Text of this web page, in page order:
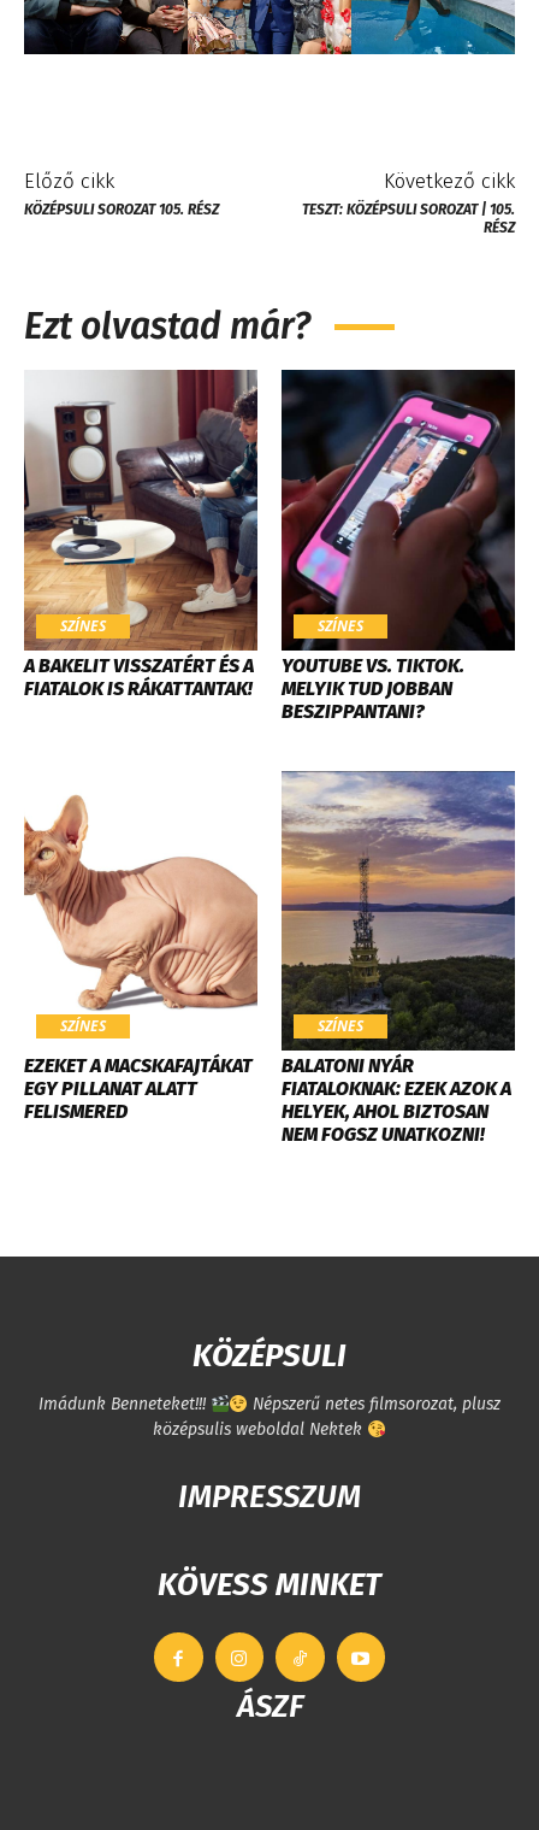
Előző cikk
KÖZÉPSULI SOROZAT 105. RÉSZ
Következő cikk
TESZT: KÖZÉPSULI SOROZAT | 105.
RÉSZ
Ezt olvastad már?
SZÍNES
A BAKELIT VISSZATÉRT ÉS A
FIATALOK IS RÁKATTANTAK!
SZÍNES
YOUTUBE VS. TIKTOK.
MELYIK TUD JOBBAN
BESZIPPANTANI?
SZÍNES
EZEKET A MACSKAFAJTÁKAT
EGY PILLANAT ALATT
FELISMERED
SZÍNES
BALATONI NYÁR
FIATALOKNAK: EZEK AZOK A
HELYEK, AHOL BIZTOSAN
NEM FOGSZ UNATKOZNI!
KÖZÉPSULI
Imádunk Benneteket!!!
Népszerű netes filmsorozat, plusz
középsulis weboldal Nektek
IMPRESSZUM
KÖVESS MINKET
ÁSZF